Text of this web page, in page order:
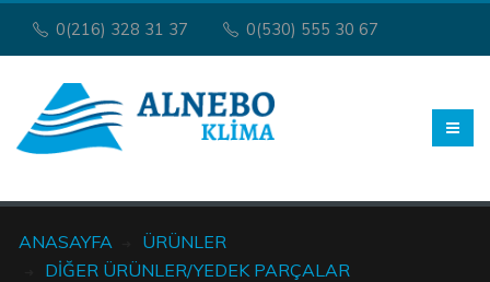
0(216) 328 31 37 0(530) 555 30 67
ANASAYFA
ÜRÜNLER
DIĞER ÜRÜNLER/YEDEK PARÇALAR